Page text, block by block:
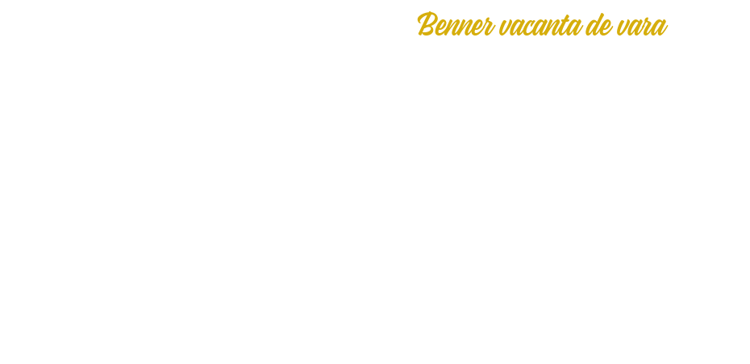
Benner vacanta de vara